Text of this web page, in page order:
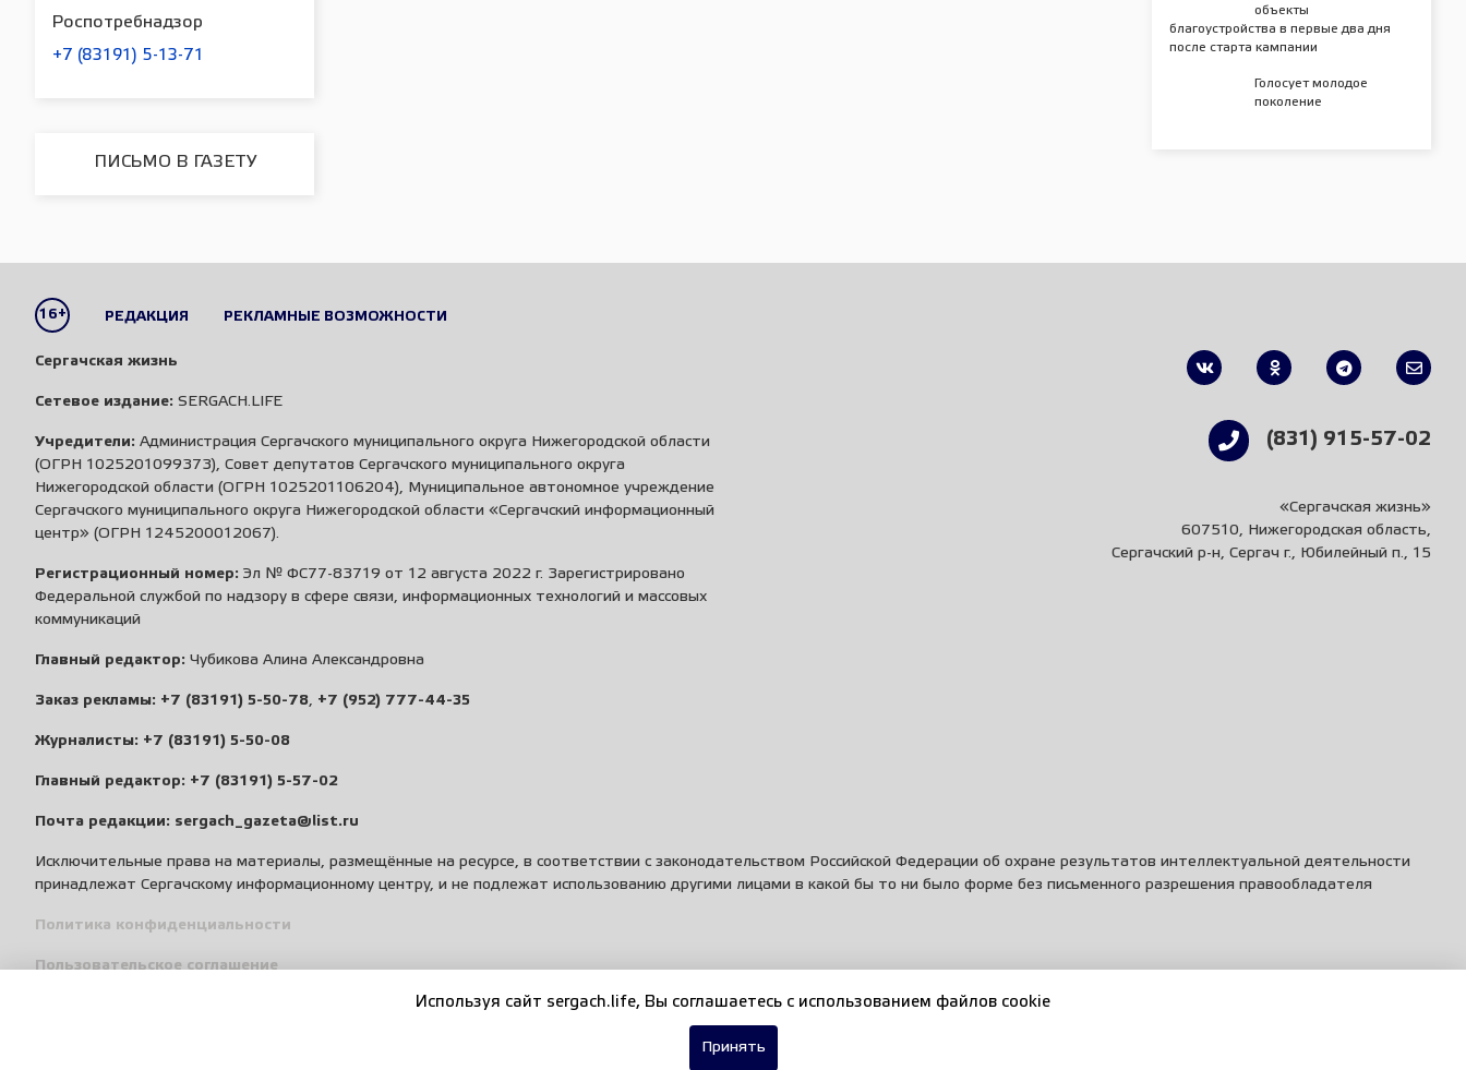
Роспотребнадзор
+7 (83191) 5-13-71
ПИСЬМО В ГАЗЕТУ
объекты
благоустройства в первые два дня
после старта кампании
Голосует молодое
поколение
16+ РЕДАКЦИЯ РЕКЛАМНЫЕ ВОЗМОЖНОСТИ
Сергачская жизнь
Сетевое издание: SERGACH.LIFE
Учредители: Администрация Сергачского муниципального округа Нижегородской области
(ОГРН 1025201099373), Совет депутатов Сергачского муниципального округа
Нижегородской области (ОГРН 1025201106204), Муниципальное автономное учреждение
Сергачского муниципального округа Нижегородской области «Сергачский информационный
центр» (ОГРН 1245200012067).
Регистрационный номер: Эл № ФС77-83719 от 12 августа 2022 г. Зарегистрировано
Федеральной службой по надзору в сфере связи, информационных технологий и массовых
коммуникаций
Главный редактор: Чубикова Алина Александровна
Заказ рекламы: +7 (83191) 5-50-78, +7 (952) 777-44-35
Журналисты: +7 (83191) 5-50-08
Главный редактор: +7 (83191) 5-57-02
Почта редакции: sergach_gazeta@list.ru
(831) 915-57-02
«Сергачская жизнь»
607510, Нижегородская область,
Сергачский р-н, Сергач г., Юбилейный п., 15
Исключительные права на материалы, размещённые на ресурсе, в соответствии с законодательством Российской Федерации об охране результатов интеллектуальной деятельности
принадлежат Сергачскому информационному центру, и не подлежат использованию другими лицами в какой бы то ни было форме без письменного разрешения правообладателя
Политика конфиденциальности
Пользовательское соглашение
Используя сайт sergach.life, Вы соглашаетесь c использованием файлов cookie
Принять